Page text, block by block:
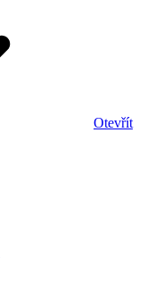
Otevřít